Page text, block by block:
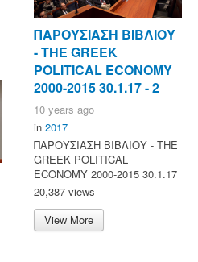
ΠΑΡΟΥΣΙΑΣΗ ΒΙΒΛΙΟΥ
- ΤΗΕ GREEK
POLITICAL ECONOMY
2000-2015 30.1.17 - 2
10 years ago
in 2017
ΠΑΡΟΥΣΙΑΣΗ ΒΙΒΛΙΟΥ - ΤΗΕ
GREEK POLITICAL
ECONOMY 2000-2015 30.1.17
20,387 views
View More